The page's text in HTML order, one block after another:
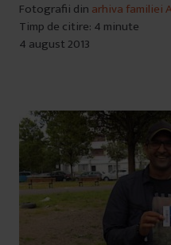
Fotografii din arhiva familiei
Timp de citire: 4 minute
4 august 2013